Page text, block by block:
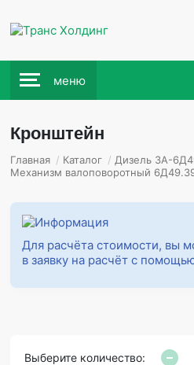
меню
Кронштейн
Главная / Каталог / Дизель 3А-
Механизм валоповоротный
Для расчёта стоимости, вы
в заявку на расчёт с
Выберите количество: